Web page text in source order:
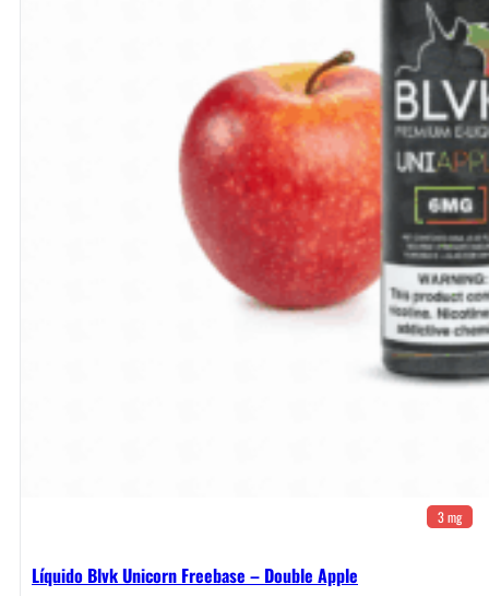
3 mg
Líquido Blvk Unicorn Freebase – Double Apple